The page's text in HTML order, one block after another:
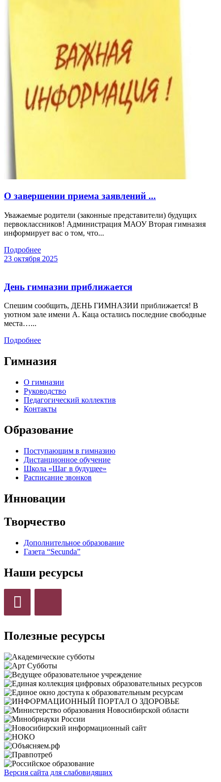
О завершении приема заявлений ...
Уважаемые родители (законные представители) будущих
первоклассников! Администрация МАОУ Вторая гимназия
информирует вас о том, что...
Подробнее
23 октября 2025
День гимназии приближается
Спешим сообщить, ДЕНЬ ГИМНАЗИИ приближается! В
уютном зале имени А. Каца остались последние свободные
места…...
Подробнее
Гимназия
О гимназии
Руководство
Педагогический коллектив
Контакты
Образование
Поступающим в гимназию
Дистанционное обучение
Школа «Шаг в будущее»
Расписание звонков
Инновации
Творчество
Дополнительное образование
Газета “Secunda”
Наши ресурсы
Полезные ресурсы
Версия сайта для слабовидящих